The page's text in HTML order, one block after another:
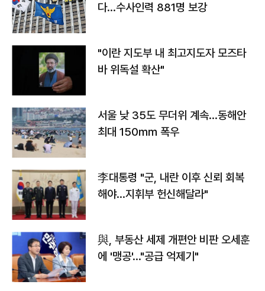
다…수사인력 881명 보강
"이란 지도부 내 최고지도자 모즈타
바 위독설 확산"
서울 낮 35도 무더위 계속…동해안
최대 150㎜ 폭우
李대통령 "군, 내란 이후 신뢰 회복
해야…지휘부 헌신해달라"
與, 부동산 세제 개편안 비판 오세훈
에 '맹공'…"공급 억제기"